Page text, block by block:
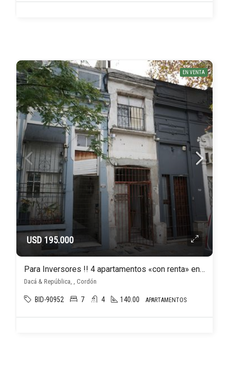
EN VENTA
USD 195.000
Para Inversores !! 4 apartamentos «con renta» en barrio Cordón ( renta anual U$S 22.650 )
Dacá & República, , Cordón
BID-90952 7 4 140.00 APARTAMENTOS